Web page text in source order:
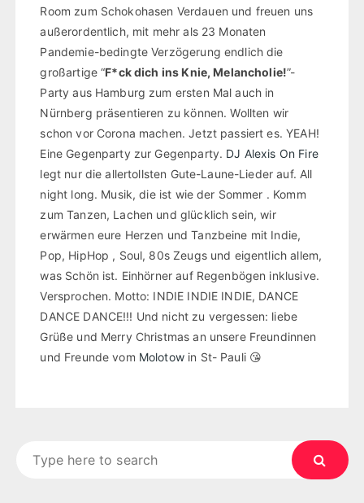
Room zum Schokohasen Verdauen und freuen uns
außerordentlich, mit mehr als 23 Monaten
Pandemie-bedingte Verzögerung endlich die
großartige “F*ck dich ins Knie, Melancholie!”-
Party aus Hamburg zum ersten Mal auch in
Nürnberg präsentieren zu können. Wollten wir
schon vor Corona machen. Jetzt passiert es. YEAH!
Eine Gegenparty zur Gegenparty. DJ Alexis On Fire
legt nur die allertollsten Gute-Laune-Lieder auf. All
night long. Musik, die ist wie der Sommer . Komm
zum Tanzen, Lachen und glücklich sein, wir
erwärmen eure Herzen und Tanzbeine mit Indie,
Pop, HipHop , Soul, 80s Zeugs und eigentlich allem,
was Schön ist. Einhörner auf Regenbögen inklusive.
Versprochen. Motto: INDIE INDIE INDIE, DANCE
DANCE DANCE!!! Und nicht zu vergessen: liebe
Grüße und Merry Christmas an unsere Freundinnen
und Freunde vom Molotowin St- Pauli 😘